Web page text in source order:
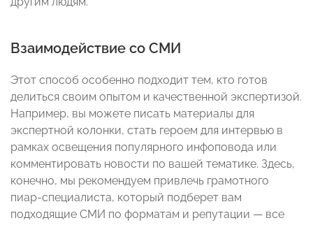
Взаимодействие со СМИ
Этот способ особенно подходит тем, кто готов
делиться своим опытом и качественной экспертизой.
Например, вы можете писать материалы для
экспертной колонки, стать героем для интервью в
рамках освещения популярного инфоповода или
комментировать новости по вашей тематике. Здесь,
конечно, мы рекомендуем привлечь грамотного
пиар-специалиста, который подберет вам
подходящие СМИ по форматам и репутации — все